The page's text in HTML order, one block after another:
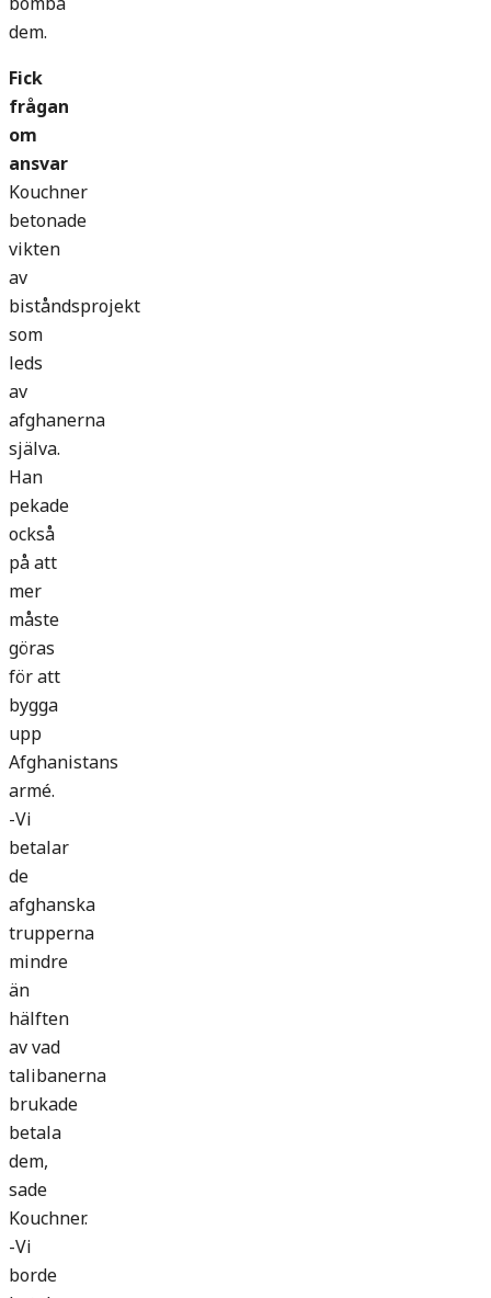
dem.
Fick
frågan
om
ansvar
Kouchner
betonade
vikten
av
biståndsprojekt
som
leds
av
afghanerna
själva.
Han
pekade
också
på att
mer
måste
göras
för att
bygga
upp
Afghanistans
armé.
-Vi
betalar
de
afghanska
trupperna
mindre
än
hälften
av vad
talibanerna
brukade
betala
dem,
sade
Kouchner.
-Vi
borde